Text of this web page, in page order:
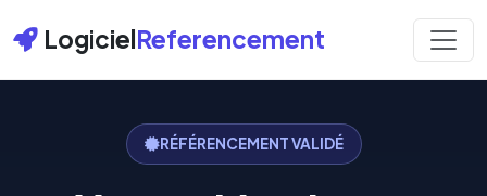
LogicielReferencement
RÉFÉRENCEMENT VALIDÉ